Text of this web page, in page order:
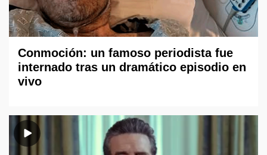
Conmoción: un famoso periodista fue
internado tras un dramático episodio en
vivo